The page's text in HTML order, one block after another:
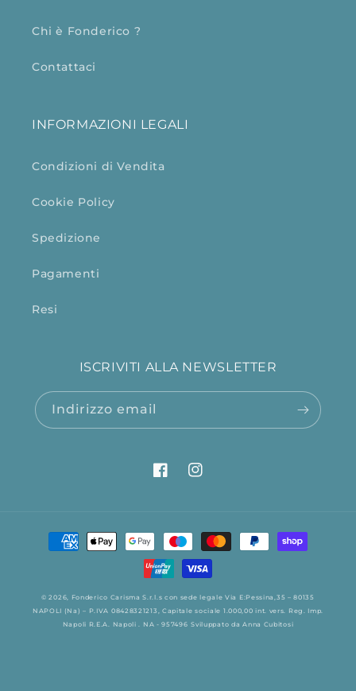
Chi è Fonderico ?
Contattaci
INFORMAZIONI LEGALI
Condizioni di Vendita
Cookie Policy
Spedizione
Pagamenti
Resi
ISCRIVITI ALLA NEWSLETTER
Indirizzo email
FacebookInstagram
Metodi
© 2026, Fonderico Carisma S.r.l.s con sede legale Via E:Pessina,35 – 80135
NAPOLI (Na) – P.IVA 08428321213, Capitale sociale 1.000,00 int. vers. Reg. Imp.
Napoli R.E.A. Napoli . NA - 957496 Sviluppato daAnna Cubitosi